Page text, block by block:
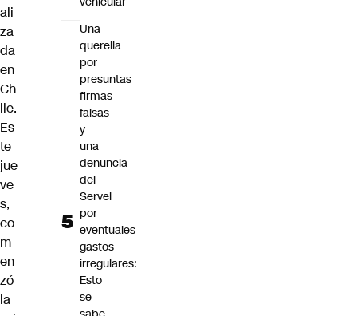
ali
za
da
en
Ch
ile.
Es
te
jue
ve
s,
co
m
en
zó
la
Una
querella
por
presuntas
firmas
falsas
y
una
denuncia
del
Servel
por
eventuales
gastos
irregulares:
Esto
se